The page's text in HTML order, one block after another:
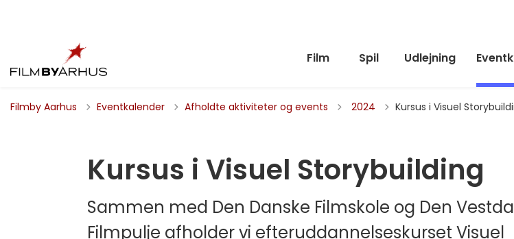
Film Spil Udlejning
Filmby Aarhus Eventkalender Afholdte aktiviteter og events Tilbage til
2024 Kursus i Visuel
Kursus i Visuel Storybuilding
Sammen med Den Danske Filmskole og Den
Filmpulje afholder vi efteruddannelseskurset Visuel